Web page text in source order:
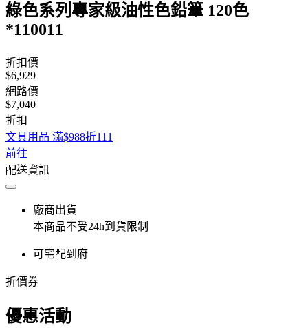
綠色系列專家級油性色鉛筆 120色
*110011
折扣價
$6,929
網路價
$7,040
折扣
文具用品 滿$988折111
前往
配送資訊
廠商出貨
本商品不受24h到貨限制
可宅配到府
折價券
優惠活動